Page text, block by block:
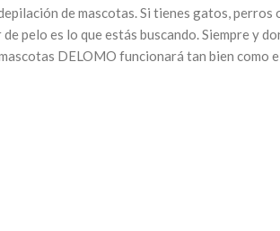
de mascotas. Si tienes gatos, perros
pelo es lo que estás buscando. Siempre y
DELOMO funcionará tan bien como